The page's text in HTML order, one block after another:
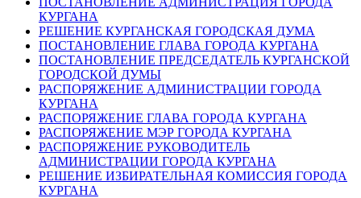
КУРГАНА
РЕШЕНИЕ КУРГАНСКАЯ ГОРОДСКАЯ ДУМА
ПОСТАНОВЛЕНИЕ ГЛАВА ГОРОДА КУРГАНА
ПОСТАНОВЛЕНИЕ ПРЕДСЕДАТЕЛЬ КУРГАНСКОЙ
ГОРОДСКОЙ ДУМЫ
РАСПОРЯЖЕНИЕ АДМИНИСТРАЦИИ ГОРОДА
КУРГАНА
РАСПОРЯЖЕНИЕ ГЛАВА ГОРОДА КУРГАНА
РАСПОРЯЖЕНИЕ МЭР ГОРОДА КУРГАНА
РАСПОРЯЖЕНИЕ РУКОВОДИТЕЛЬ
АДМИНИСТРАЦИИ ГОРОДА КУРГАНА
РЕШЕНИЕ ИЗБИРАТЕЛЬНАЯ КОМИССИЯ ГОРОДА
КУРГАНА